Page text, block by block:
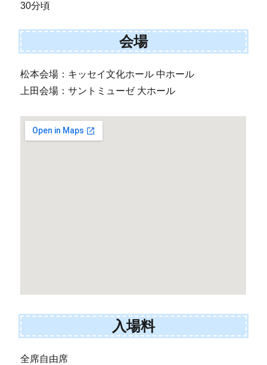
30分頃
会場
松本会場：キッセイ文化ホール 中ホール
上田会場：サントミューゼ 大ホール
入場料
全席自由席